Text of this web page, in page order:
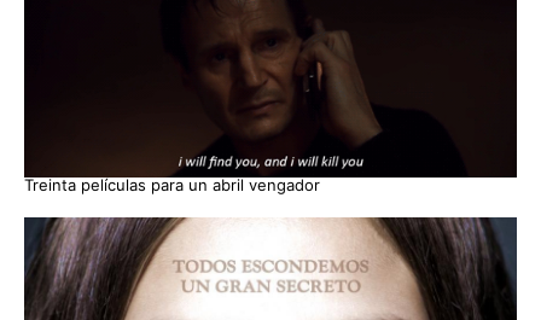
Treinta películas para un abril vengador